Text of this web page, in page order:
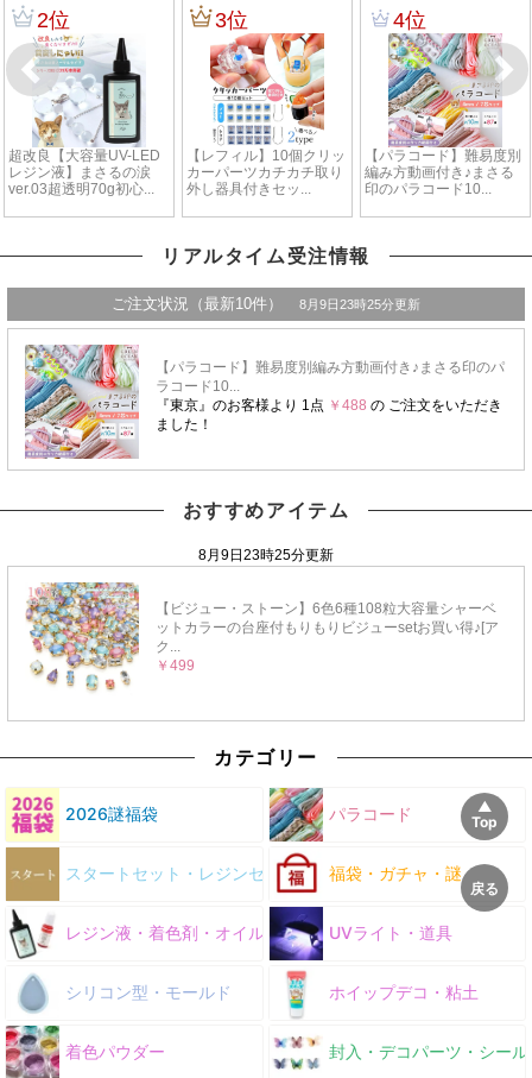
リアルタイム受注情報
おすすめアイテム
カテゴリー
2026謎福袋 パラコード
スタートセット・レジンセット 福袋・ガチャ・謎
レジン液・着色剤・オイル UVライト・道具
シリコン型・モールド ホイップデコ・粘土
着色パウダー 封入・デコパーツ・シール